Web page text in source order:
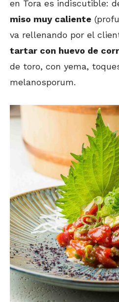
en Tora es indiscutible:
miso muy caliente
va rellenando por el
tartar con huevo de
de toro, con yema,
melanosporum.